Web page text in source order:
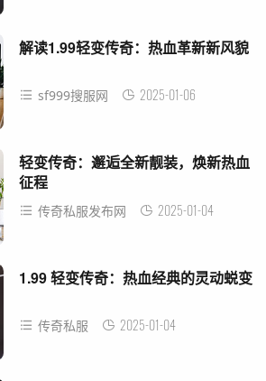
解读1.99轻变传奇：热血革新新风貌
sf999搜服网 2025-01-06
轻变传奇：邂逅全新靓装，焕新热血
征程
传奇私服发布网 2025-01-04
1.99 轻变传奇：热血经典的灵动蜕变
传奇私服 2025-01-04